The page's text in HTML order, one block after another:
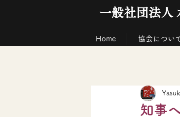
一般社団法人
Home 協会につい
知事